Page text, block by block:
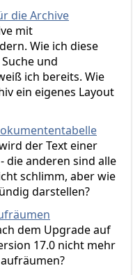
die Archive
mit
Wie ich diese
und
ich bereits. Wie
ein eigenes Layout
der Text einer
die anderen sind alle
schlimm, aber wie
darstellen?
dem Upgrade auf
17.0 nicht mehr